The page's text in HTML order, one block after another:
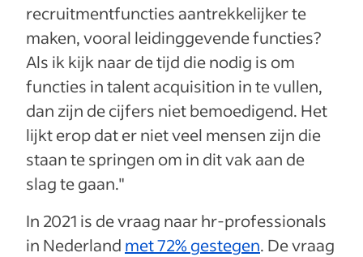
recruitmentfuncties aantrekkelijker te
maken, vooral leidinggevende functies?
Als ik kijk naar de tijd die nodig is om
functies in talent acquisition in te vullen,
dan zijn de cijfers niet bemoedigend. Het
lijkt erop dat er niet veel mensen zijn die
staan te springen om in dit vak aan de
slag te gaan."
In 2021 is de vraag naar hr-professionals
in Nederland met 72% gestegen. De vraag